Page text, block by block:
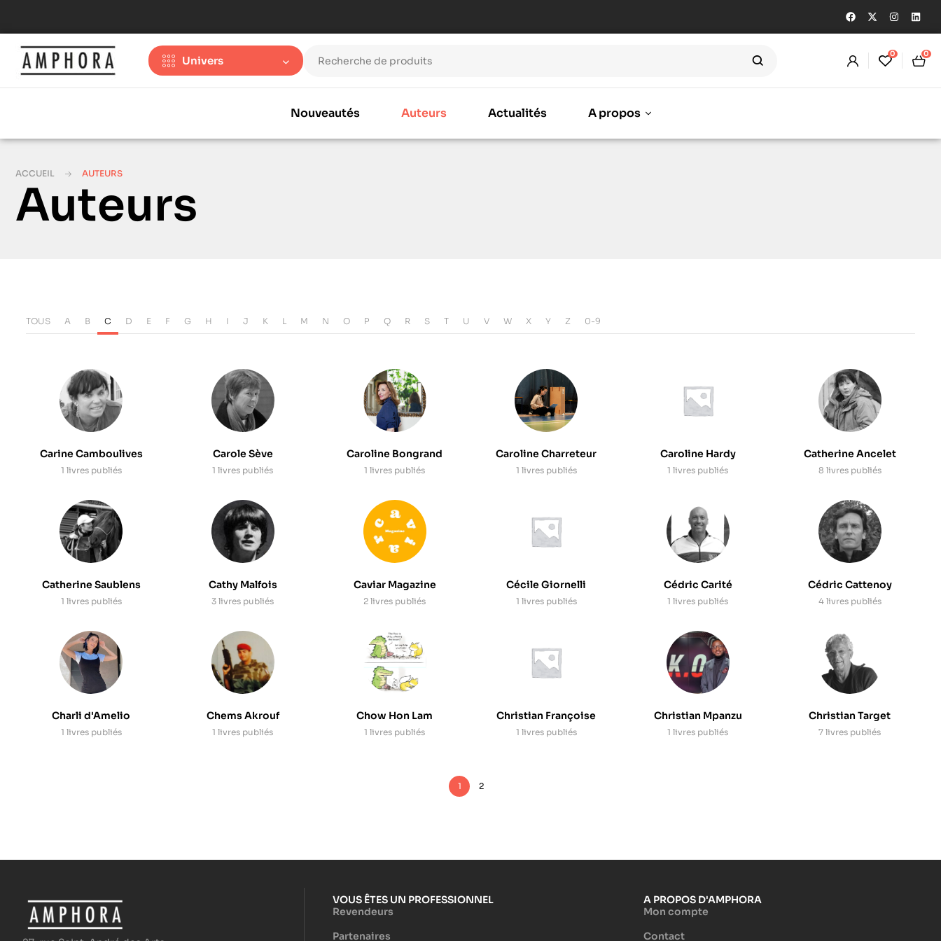
Univers
0 0
Nouveautés Auteurs Actualités A propos
Auteurs
ACCUEIL AUTEURS
TOUS A B C D E F G H I J K L M N O P Q R S T U V W X Y Z 0-9
Carine Camboulives
1 livres publiés
Carole Sève
1 livres publiés
Caroline Bongrand
1 livres publiés
Caroline Charreteur
1 livres publiés
Caroline Hardy
1 livres publiés
Catherine Ancelet
8 livres publiés
Catherine Saublens
1 livres publiés
Cathy Malfois
3 livres publiés
Caviar Magazine
2 livres publiés
Cécile Giornelli
1 livres publiés
Cédric Carité
1 livres publiés
Cédric Cattenoy
4 livres publiés
Charli d'Amelio
1 livres publiés
Chems Akrouf
1 livres publiés
Chow Hon Lam
1 livres publiés
Christian Françoise
1 livres publiés
Christian Mpanzu
1 livres publiés
Christian Target
7 livres publiés
1 2
VOUS ÊTES UN PROFESSIONNEL
Revendeurs
Partenaires
A PROPOS D'AMPHORA
Mon compte
Contact